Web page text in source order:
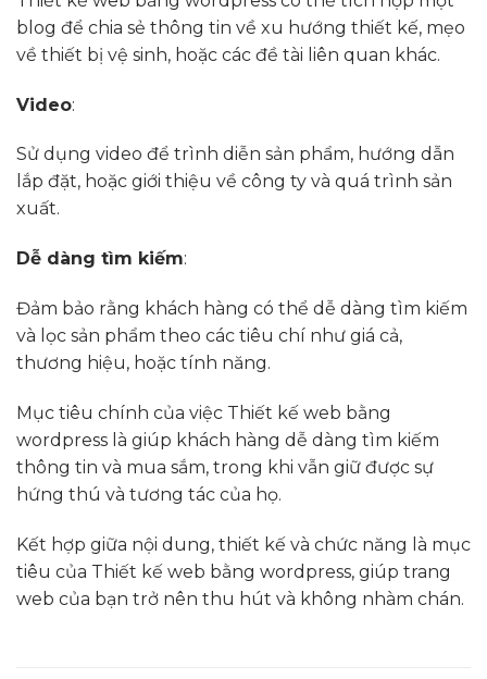
blog để chia sẻ thông tin về xu hướng thiết kế, mẹo
về thiết bị vệ sinh, hoặc các đề tài liên quan khác.
Video:
Sử dụng video để trình diễn sản phẩm, hướng dẫn
lắp đặt, hoặc giới thiệu về công ty và quá trình sản
xuất.
Dễ dàng tìm kiếm:
Đảm bảo rằng khách hàng có thể dễ dàng tìm kiếm
và lọc sản phẩm theo các tiêu chí như giá cả,
thương hiệu, hoặc tính năng.
Mục tiêu chính của việc Thiết kế web bằng
wordpress là giúp khách hàng dễ dàng tìm kiếm
thông tin và mua sắm, trong khi vẫn giữ được sự
hứng thú và tương tác của họ.
Kết hợp giữa nội dung, thiết kế và chức năng là mục
tiêu của Thiết kế web bằng wordpress, giúp trang
web của bạn trở nên thu hút và không nhàm chán.